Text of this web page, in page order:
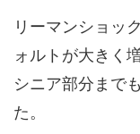
リーマンショッ
ォルトが大きく
シニア部分まで
た。